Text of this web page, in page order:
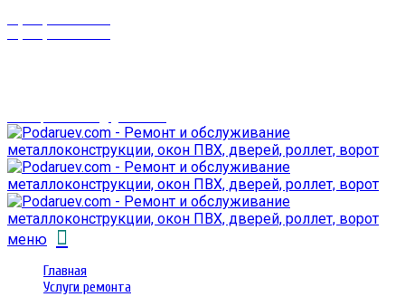
меню
Главная
Услуги ремонта